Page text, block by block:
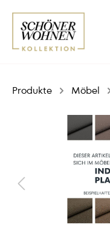
Produkte Möbel